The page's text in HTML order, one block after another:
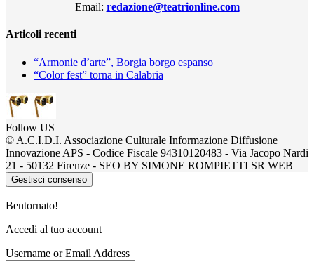
Email: redazione@teatrionline.com
Articoli recenti
“Armonie d’arte”, Borgia borgo espanso
“Color fest” torna in Calabria
Follow US
© A.C.I.D.I. Associazione Culturale Informazione Diffusione
Innovazione APS - Codice Fiscale 94310120483 - Via Jacopo Nardi
21 - 50132 Firenze - SEO BY SIMONE ROMPIETTI SR WEB
Gestisci consenso
Bentornato!
Accedi al tuo account
Username or Email Address